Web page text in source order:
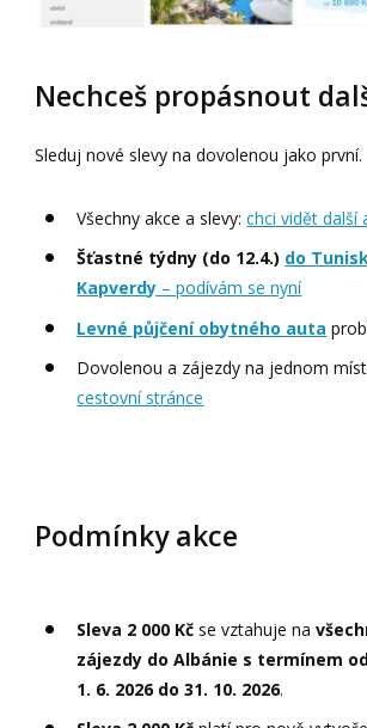
Nechceš propásnout
Sleduj nové slevy na dovolenou jako první.
Všechny akce a slevy:chci vidět další
Šťastné týdny (do 12.4.) do
Kapverdy – podívám se nyní
Levné půjčení obytného auta
Dovolenou a zájezdy na jednom
cestovní stránce
Podmínky akce
Sleva 2 000 Kč se vztahuje na
zájezdy do Albánie s termínem
1. 6. 2026 do 31. 10. 2026.